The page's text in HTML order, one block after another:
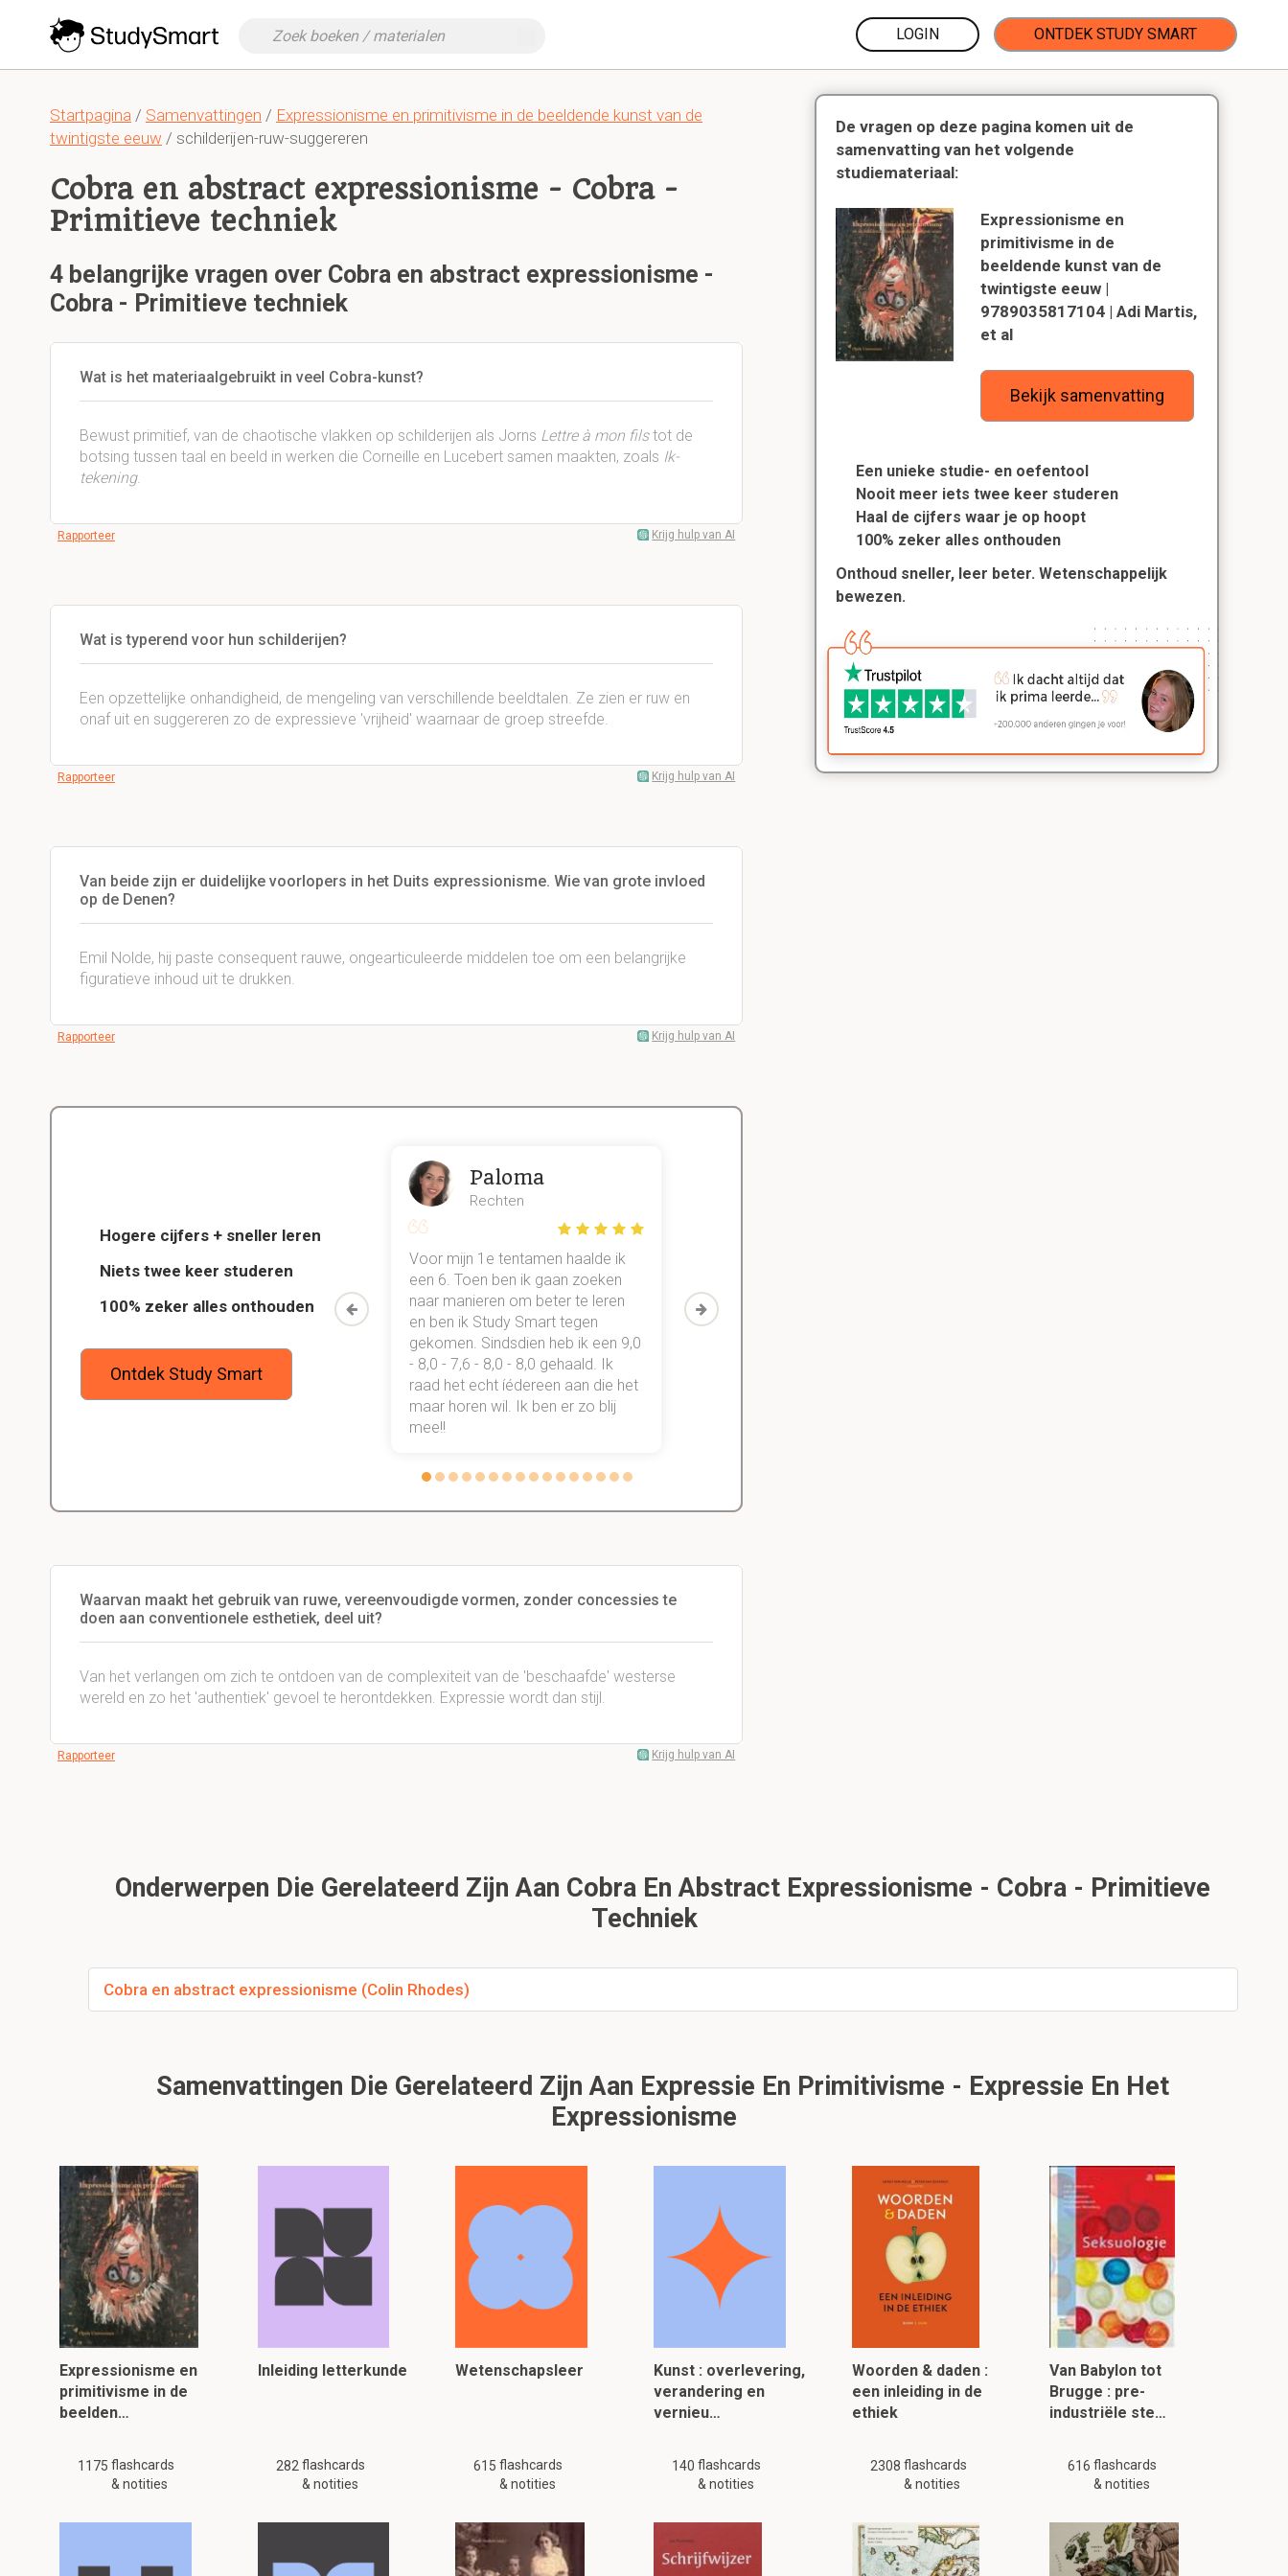
LOGIN ONTDEK STUDY SMART
Startpagina / Samenvattingen / Expressionisme en primitivisme in de beeldende kunst van de
twintigste eeuw / schilderijen-ruw-suggereren
Cobra en abstract expressionisme - Cobra -
Primitieve techniek
4 belangrijke vragen over Cobra en abstract expressionisme -
Cobra - Primitieve techniek
Wat is het materiaalgebruikt in veel Cobra-kunst?
Bewust primitief, van de chaotische vlakken op schilderijen als Jorns Lettre à mon filstot de
botsing tussen taal en beeld in werken die Corneille en Lucebert samen maakten, zoals Ik-
tekening.
Rapporteer Krijg hulp van AI
Wat is typerend voor hun schilderijen?
Een opzettelijke onhandigheid, de mengeling van verschillende beeldtalen. Ze zien er ruw en
onaf uit en suggereren zo de expressieve 'vrijheid' waarnaar de groep streefde.
Rapporteer Krijg hulp van AI
Van beide zijn er duidelijke voorlopers in het Duits expressionisme. Wie van grote invloed
op de Denen?
Emil Nolde, hij paste consequent rauwe, ongearticuleerde middelen toe om een belangrijke
figuratieve inhoud uit te drukken.
Rapporteer Krijg hulp van AI
Hogere cijfers + sneller leren
Niets twee keer studeren
100% zeker alles onthouden
Ontdek Study Smart
jaar al mn examens gehaald en
ook veel betere punten gehaald.
onder de knie, waarmee ik zeker
weet dat ik de rest van mijn studie
Paloma
Rechten
Voor mijn 1e tentamen haalde ik
een 6. Toen ben ik gaan zoeken
naar manieren om beter te leren
en ben ik Study Smart tegen
gekomen. Sindsdien heb ik een 9,0
- 8,0 - 7,6 - 8,0 - 8,0 gehaald. Ik
raad het echt íédereen aan die het
maar horen wil. Ik ben er zo blij
mee!!
vakken. Sinds ik mijn
aantekeningen digitaal maak in
Waarvan maakt het gebruik van ruwe, vereenvoudigde vormen, zonder concessies te
doen aan conventionele esthetiek, deel uit?
Van het verlangen om zich te ontdoen van de complexiteit van de 'beschaafde' westerse
wereld en zo het 'authentiek' gevoel te herontdekken. Expressie wordt dan stijl.
Rapporteer Krijg hulp van AI
De vragen op deze pagina komen uit de
samenvatting van het volgende
studiemateriaal:
Expressionisme en
primitivisme in de
beeldende kunst van de
twintigste eeuw |
9789035817104 | Adi Martis,
et al
Bekijk samenvatting
Een unieke studie- en oefentool
Nooit meer iets twee keer studeren
Haal de cijfers waar je op hoopt
100% zeker alles onthouden
Onthoud sneller, leer beter. Wetenschappelijk
bewezen.
Onderwerpen Die Gerelateerd Zijn Aan Cobra En Abstract Expressionisme - Cobra - Primitieve
Techniek
Cobra en abstract expressionisme (Colin Rhodes)
Samenvattingen Die Gerelateerd Zijn Aan Expressie En Primitivisme - Expressie En Het
Expressionisme
Expressionisme en
primitivisme in de
beelden…
1175 flashcards
& notities
Inleiding letterkunde
282 flashcards
& notities
Wetenschapsleer
615 flashcards
& notities
Kunst : overlevering,
verandering en
vernieu…
140 flashcards
& notities
Woorden & daden :
een inleiding in de
ethiek
2308 flashcards
& notities
Van Babylon tot
Brugge : pre-
industriële ste…
616 flashcards
& notities